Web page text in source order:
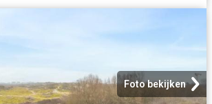
Foto bekijken